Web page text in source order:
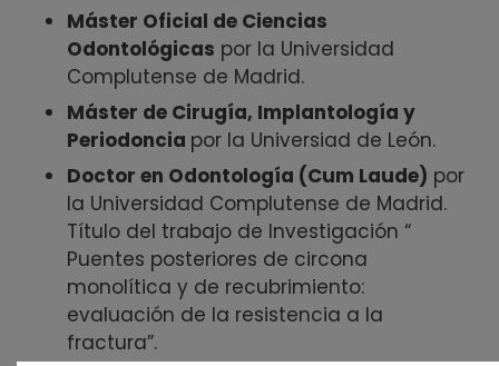
Máster Oficial de Ciencias
Odontológicas por la Universidad
Complutense de Madrid.
Máster de Cirugía, Implantología y
Periodoncia por la Universiad de León.
Doctor en Odontología (Cum Laude) por
la Universidad Complutense de Madrid.
Título del trabajo de Investigación “
Puentes posteriores de circona
monolítica y de recubrimiento:
evaluación de la resistencia a la
fractura”.